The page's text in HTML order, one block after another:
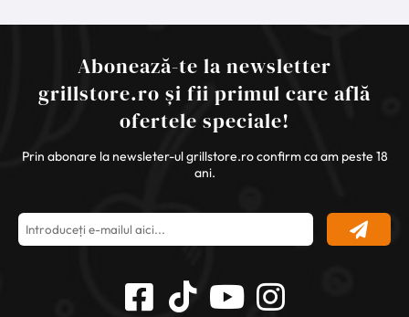
Abonează-te la newsletter
grillstore.ro și fii primul care află
ofertele speciale!
Prin abonare la newsleter-ul grillstore.ro confirm ca am peste 18
ani.